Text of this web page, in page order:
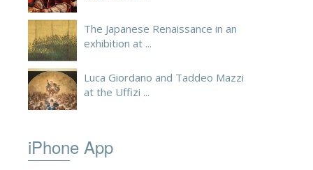
The Japanese Renaissance in an
exhibition at ...
Luca Giordano and Taddeo Mazzi
at the Uffizi ...
iPhone App